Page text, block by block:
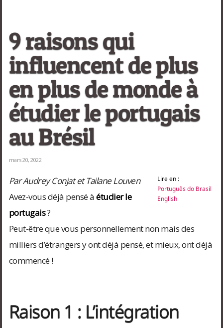
9 raisons qui
influencent de plus
en plus de monde à
étudier le portugais
au Brésil
mars 20, 2022
Lire en :
Português do Brasil
English
Par Audrey Conjat et Tailane Louven
Avez-vous déjà pensé àétudier le
portugais?
Peut-être que vous personnellement non mais des
milliers d’étrangers y ont déjà pensé, et mieux, ont déjà
commencé !
Raison 1 : L’intégration